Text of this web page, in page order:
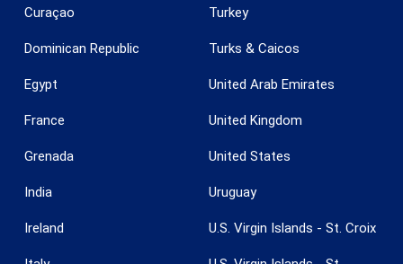
Curaçao
Dominican Republic
Egypt
France
Grenada
India
Ireland
Turkey
Turks & Caicos
United Arab Emirates
United Kingdom
United States
Uruguay
U.S. Virgin Islands - St. Croix